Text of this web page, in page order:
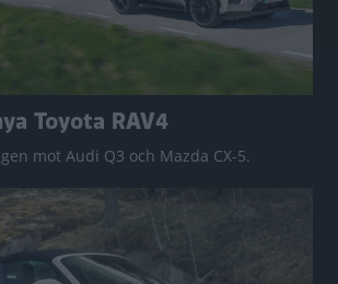
Toyota RAV4
mot Audi Q3 och Mazda CX-5.